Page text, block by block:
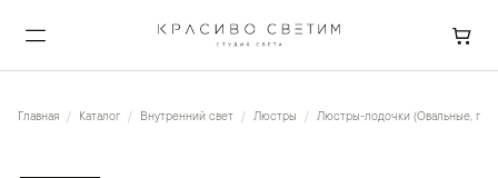
Главная Каталог Внутренний свет Люстры Люстры-лодочки (Овальные,